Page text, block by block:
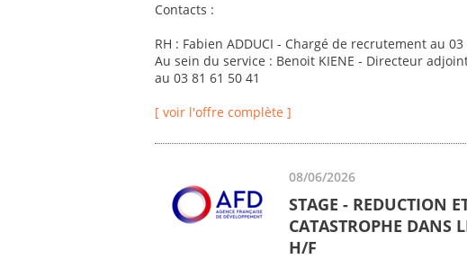
Contacts :
RH : Fabien ADDUCI - Chargé de recrutement au 03
Au sein du service : Benoit KIENE - Directeur
au 03 81 61 50 41
[ voir l'offre complète ]
08/06/2026
STAGE - REDUCTION
CATASTROPHE DANS
H/F